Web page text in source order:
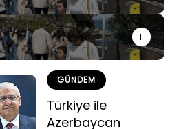
1
GÜNDEM
Türkiye ile
Azerbaycan